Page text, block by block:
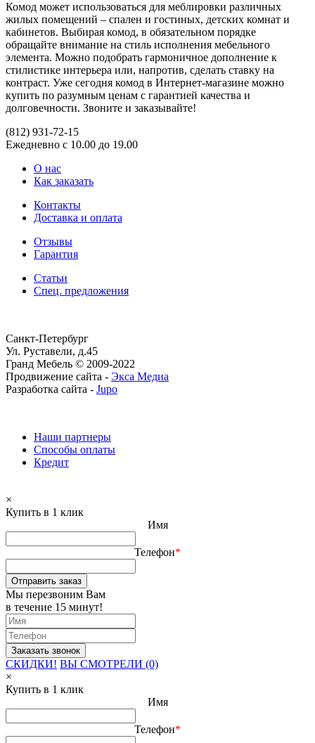
Комод может использоваться для меблировки различных
жилых помещений – спален и гостиных, детских комнат и
кабинетов. Выбирая комод, в обязательном порядке
обращайте внимание на стиль исполнения мебельного
элемента. Можно подобрать гармоничное дополнение к
стилистике интерьера или, напротив, сделать ставку на
контраст. Уже сегодня комод в Интернет-магазине можно
купить по разумным ценам с гарантией качества и
долговечности. Звоните и заказывайте!
(812) 931-72-15
Ежедневно с 10.00 до 19.00
О нас
Как заказать
Контакты
Доставка и оплата
Отзывы
Гарантия
Статьи
Спец. предложения
Санкт-Петербург
Ул. Руставели, д.45
Гранд Мебель © 2009-2022
Продвижение сайта - Экса Медиа
Разработка сайта - Jupo
Наши партнеры
Способы оплаты
Кредит
×
Купить в 1 клик
Имя
Телефон*
Отправить заказ
Мы перезвоним Вам
в течение 15 минут!
СКИДКИ! ВЫ СМОТРЕЛИ (0)
×
Купить в 1 клик
Имя
Телефон*